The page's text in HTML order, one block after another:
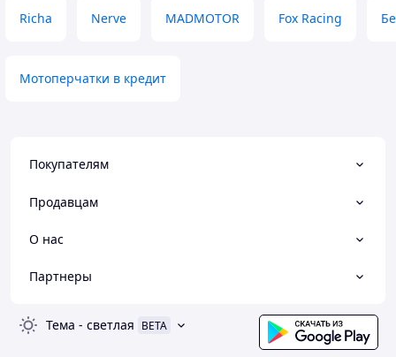
Richa Nerve MADMOTOR Fox Racing
Мотоперчатки в кредит
Покупателям
Продавцам
О нас
Партнеры
Тема - светлая BETA